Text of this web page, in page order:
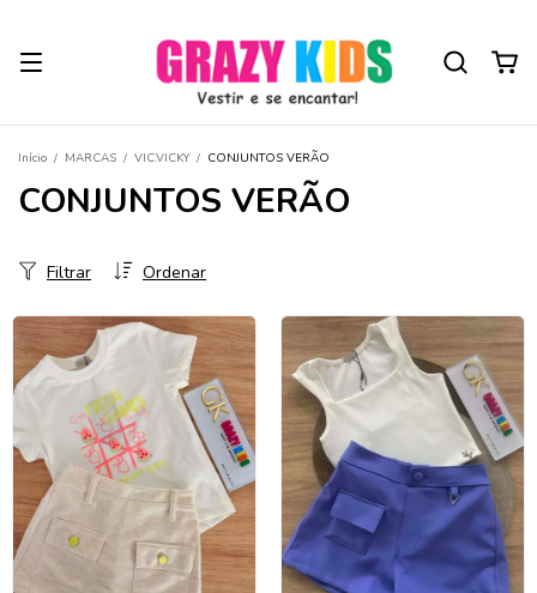
Início / MARCAS / VIC.VICKY / CONJUNTOS VERÃO
CONJUNTOS VERÃO
Ordenar
Filtrar